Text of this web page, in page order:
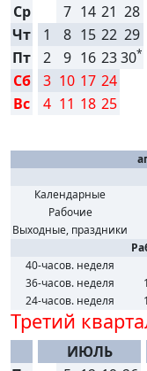
Ср
7 14 21 28
Чт
1 8 15 22 29
Пт
2 9 16 2330*
Сб
3 10 17 24
Вс
4 11 18 25
Календарные
Рабочие
Выходные, праздники
40-часов. неделя
36-часов. неделя
24-часов. неделя
Третий
ИЮЛЬ